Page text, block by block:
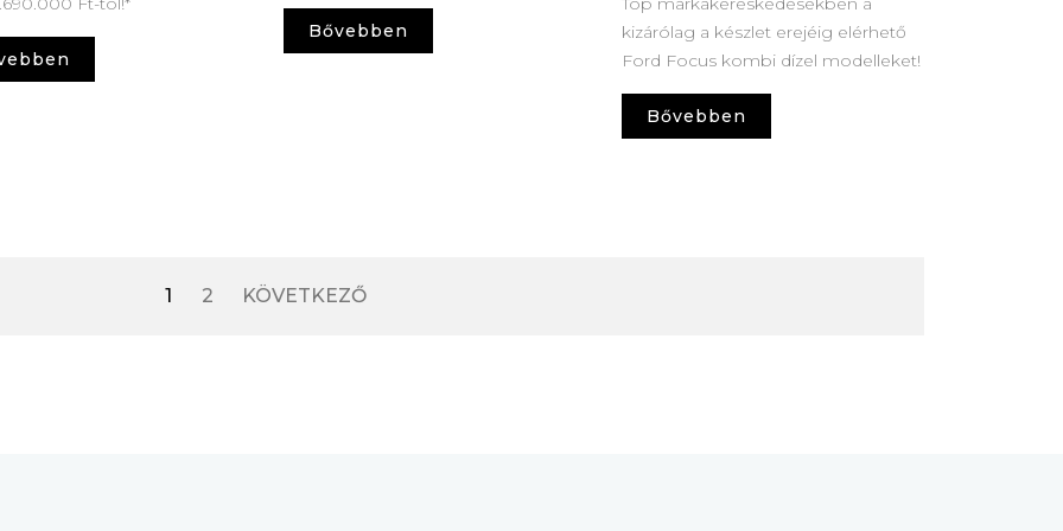
Bővebben
kizárólag a készlet erejéig elérhető
Ford Focus kombi dízel modelleket!
Bővebben
1 2 KÖVETKEZŐ